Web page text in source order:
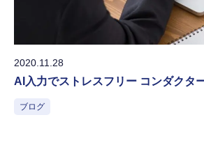
2020.11.28
AI入力でストレスフリー コンダクタ
ブログ